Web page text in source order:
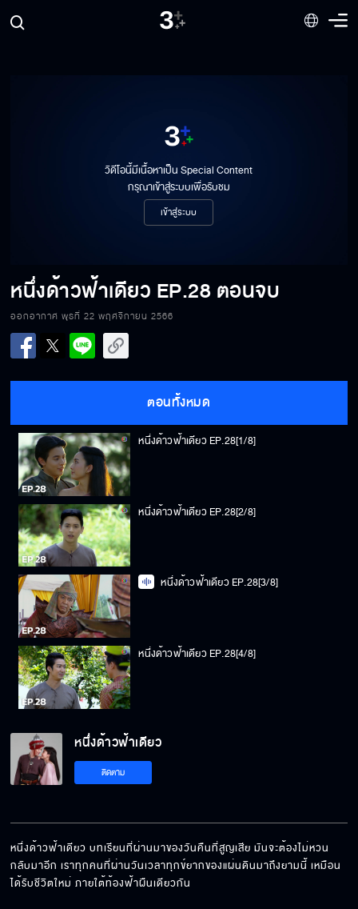
วิดีโอนี้มีเนื้อหาเป็น Special Content
กรุณาเข้าสู่ระบบเพื่อรับชม
เข้าสู่ระบบ
หนึ่งด้าวฟ้าเดียว EP.28 ตอนจบ
ออกอากาศ พุธที่ 22 พฤศจิกายน 2566
ตอนทั้งหมด
หนึ่งด้าวฟ้าเดียว EP.28[1/8]
หนึ่งด้าวฟ้าเดียว EP.28[2/8]
หนึ่งด้าวฟ้าเดียว EP.28[3/8]
หนึ่งด้าวฟ้าเดียว EP.28[4/8]
หนึ่งด้าวฟ้าเดียว EP.28[7/8]
หนึ่งด้าวฟ้าเดียว
ติดตาม
หนึ่งด้าวฟ้าเดียว บทเรียนที่ผ่านมาของวันคืนที่สูญเสีย มันจะต้องไม่หวน
กลับมาอีก เราทุกคนที่ผ่านวันเวลาทุกข์ยากของแผ่นดินมาถึงยามนี้ เหมือน
ได้รับชีวิตใหม่ ภายใต้ท้องฟ้าผืนเดียวกัน